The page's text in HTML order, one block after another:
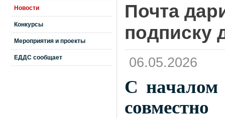
Новости
Конкурсы
Мероприятия и проекты
ЕДДС сообщает
Почта
подписку
06.05.2026
С началом